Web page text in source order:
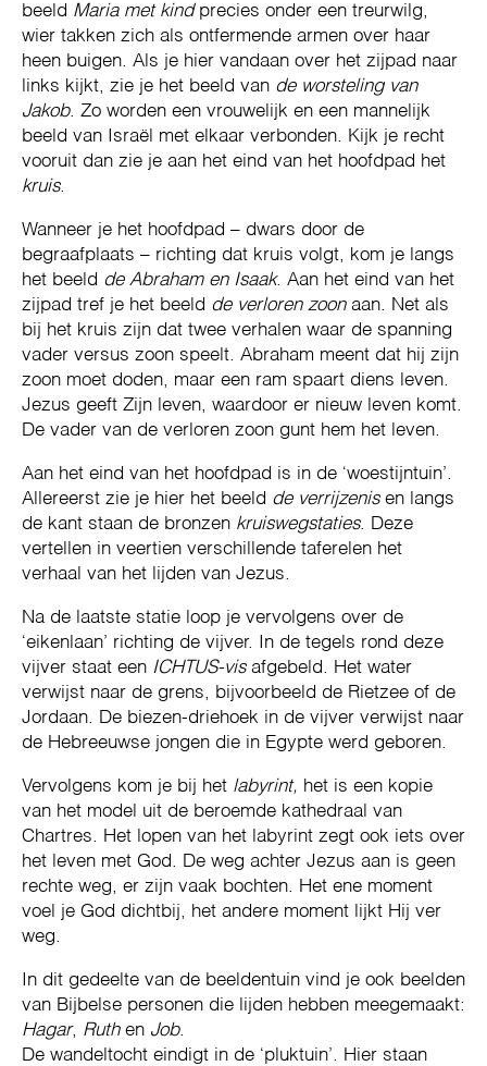
beeld Maria met kindprecies onder een treurwilg,
wier takken zich als ontfermende armen over haar
heen buigen. Als je hier vandaan over het zijpad naar
links kijkt, zie je het beeld van de worsteling van
Jakob. Zo worden een vrouwelijk en een mannelijk
beeld van Israël met elkaar verbonden. Kijk je recht
vooruit dan zie je aan het eind van het hoofdpad het
kruis.
Wanneer je het hoofdpad – dwars door de
begraafplaats – richting dat kruis volgt, kom je langs
het beeld de Abraham en Isaak. Aan het eind van het
zijpad tref je het beeld de verloren zoonaan. Net als
bij het kruis zijn dat twee verhalen waar de spanning
vader versus zoon speelt. Abraham meent dat hij zijn
zoon moet doden, maar een ram spaart diens leven.
Jezus geeft Zijn leven, waardoor er nieuw leven komt.
De vader van de verloren zoon gunt hem het leven.
Aan het eind van het hoofdpad is in de ‘woestijntuin’.
Allereerst zie je hier het beeld de verrijzenis en langs
de kant staan de bronzen kruiswegstaties. Deze
vertellen in veertien verschillende taferelen het
verhaal van het lijden van Jezus.
Na de laatste statie loop je vervolgens over de
‘eikenlaan’ richting de vijver. In de tegels rond deze
vijver staat een ICHTUS-visafgebeld. Het water
verwijst naar de grens, bijvoorbeeld de Rietzee of de
Jordaan. De biezen-driehoek in de vijver verwijst naar
de Hebreeuwse jongen die in Egypte werd geboren.
Vervolgens kom je bij het labyrint, het is een kopie
van het model uit de beroemde kathedraal van
Chartres. Het lopen van het labyrint zegt ook iets over
het leven met God. De weg achter Jezus aan is geen
rechte weg, er zijn vaak bochten. Het ene moment
voel je God dichtbij, het andere moment lijkt Hij ver
weg.
In dit gedeelte van de beeldentuin vind je ook beelden
van Bijbelse personen die lijden hebben meegemaakt:
Hagar, Ruthen Job.
De wandeltocht eindigt in de ‘pluktuin’. Hier staan